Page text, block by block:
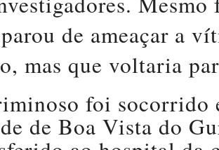
de ameaçar a
mas que voltaria
foi socorrido
de Boa Vista do